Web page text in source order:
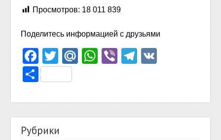
Просмотров: 18 011 839
Поделитесь информацией с друзьями
Facebook
TwitterMail.Ru
WhatsApp
ViberTelegram
Отправить
Рубрики